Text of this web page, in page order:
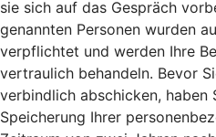
sie sich auf das Gespräch
genannten Personen wurden
verpflichtet und werden Ihre
vertraulich behandeln. Bevor
verbindlich abschicken,
Speicherung Ihrer